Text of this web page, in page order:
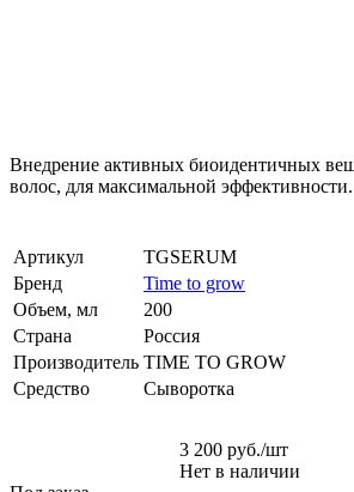
Внедрение активных биоидентичных
волос, для максимальной эффективности.
Артикул
TGSERUM
Бренд
Time to grow
Объем, мл
200
Страна
Россия
Производитель TIME TO GROW
Средство
Сыворотка
3 200 руб./шт
Нет в наличии